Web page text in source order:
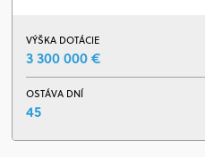
VÝŠKA DOTÁCIE
3 300 000 €
OSTÁVA DNÍ
45